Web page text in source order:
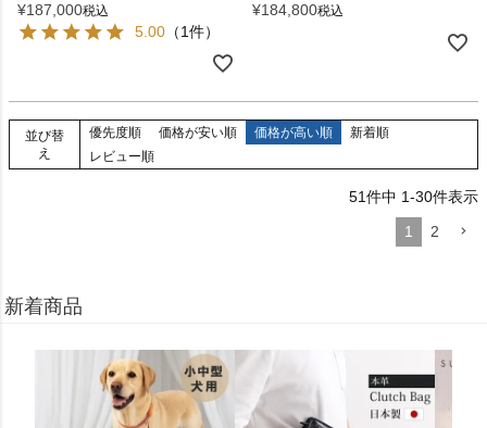
¥187,000税込
5.00 （1件）
¥184,800税込
並び替
え
優先度順 価格が安い順 価格が高い順
新着順
レビュー順
51件中 1-30件表示
1
2
新着商品